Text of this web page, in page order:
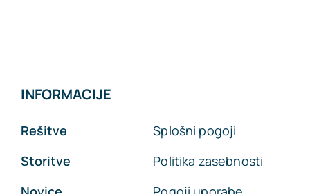
INFORMACIJE
Rešitve
Storitve
Splošni pogoji
Politika zasebnosti